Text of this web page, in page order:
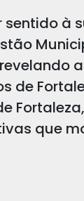
à
de
que